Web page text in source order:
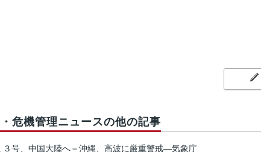
危機管理ニュースの他の記事
３号、中国大陸へ＝沖縄、高波に厳重警戒―気象庁